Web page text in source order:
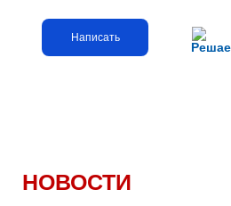
Написать
НОВОСТИ